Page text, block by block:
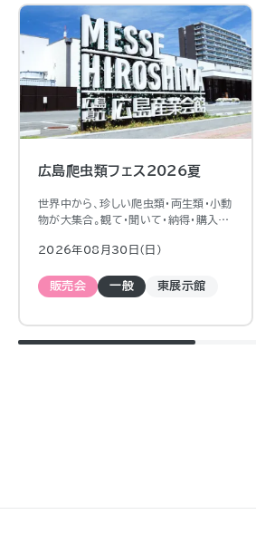
広島爬虫類フェス2026夏
世界中から、珍しい爬虫類・両生類・小動
物が大集合。観て・聞いて・納得・購入出
ッチンカーもあるので、観るだけでも一
2026年08月30日（日)
販売会 一般 東展示館